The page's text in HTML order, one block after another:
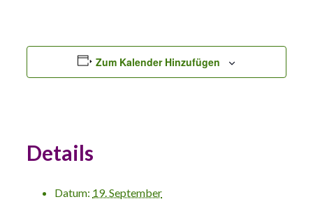
Zum Kalender Hinzufügen
Details
Datum: 19. September